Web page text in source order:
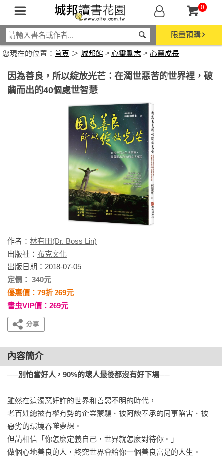
0
限量預購
您現在的位置： 首頁 ＞ 城邦館 > 心靈勵志 > 心靈成長
因為善良，所以綻放光芒：在濁世惡苦的世界裡，破
繭而出的40個處世智慧
作者： 林有田(Dr. Boss Lin)
出版社： 布克文化
出版日期：2018-07-05
定價： 340元
優惠價：79折 269元
書虫VIP價：269元
內容簡介
──別怕當好人，90%的壞人最後都沒有好下場──
雖然在這濁惡奸詐的世界和善惡不明的時代，
老百姓總被有權有勢的企業蒙騙、被阿諛奉承的同事陷害、被
惡劣的環境吞噬夢想。
但請相信「你怎麼定義自己，世界就怎麼對待你。」
做個心地善良的人，終究世界會給你一個善良富足的人生。